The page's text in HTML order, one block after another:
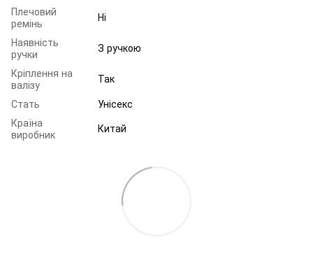
Плечовий
ремінь
Ні
Наявність
ручки
З ручкою
Кріплення на
валізу
Так
Стать
Унісекс
Країна
виробник
Китай